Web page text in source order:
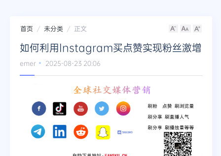
首页 未分类 正文
如何利用Instagram买点赞实现粉丝激增
emer 2025-08-23 20:06